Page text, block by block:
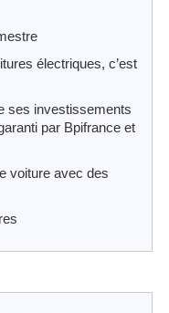
électriques, c’est
ses investissements
par Bpifrance et
voiture avec des